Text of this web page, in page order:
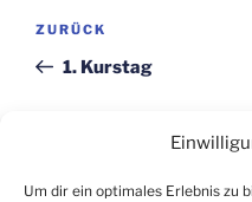
Um dir ein optimales Erlebnis zu
Beitragsnavigation
Vorheriger
Beitrag
ZURÜCK
1. Kurstag